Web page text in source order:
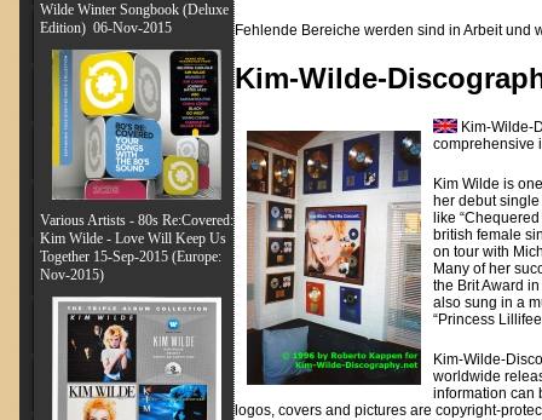
Wilde Winter Songbook (Deluxe
Edition) 06-Nov-2015
Various Artists - 80s Re:Covered:
Kim Wilde - Love Will Keep Us
Together 15-Sep-2015 (Europe:
Nov-2015)
Fehlende Bereiche werden sind in Arbeit und
Kim-Wilde-
Kim-Wilde-
comprehensive
Kim Wilde is
her debut
like
british female
on tour with
Many of her
the Brit Award
also sung in a
“Princess
Kim-Wilde-
worldwide
information can
logos, covers and pictures are copyright-